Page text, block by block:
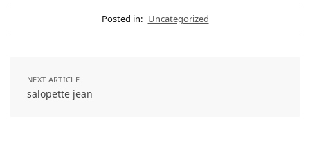
Posted in: Uncategorized
NEXT ARTICLE
salopette jean